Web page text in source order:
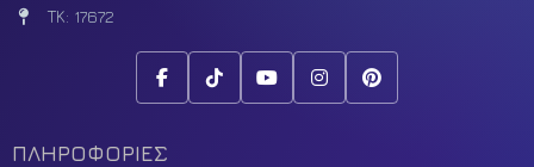
ΤΚ: 17672
ΠΛΗΡΟΦΟΡΙΕΣ